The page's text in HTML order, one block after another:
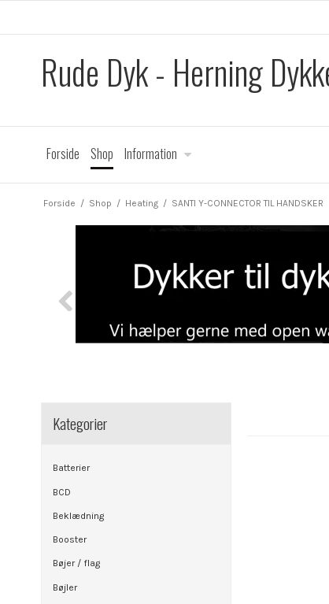
Rude Dyk - Herning
Forside Shop Information
Forside / Shop / Heating / SANTI Y-CONNECTOR TIL HANDSKER
Kategorier
Batterier
BCD
Beklædning
Booster
Bøjer / flag
Bøjler